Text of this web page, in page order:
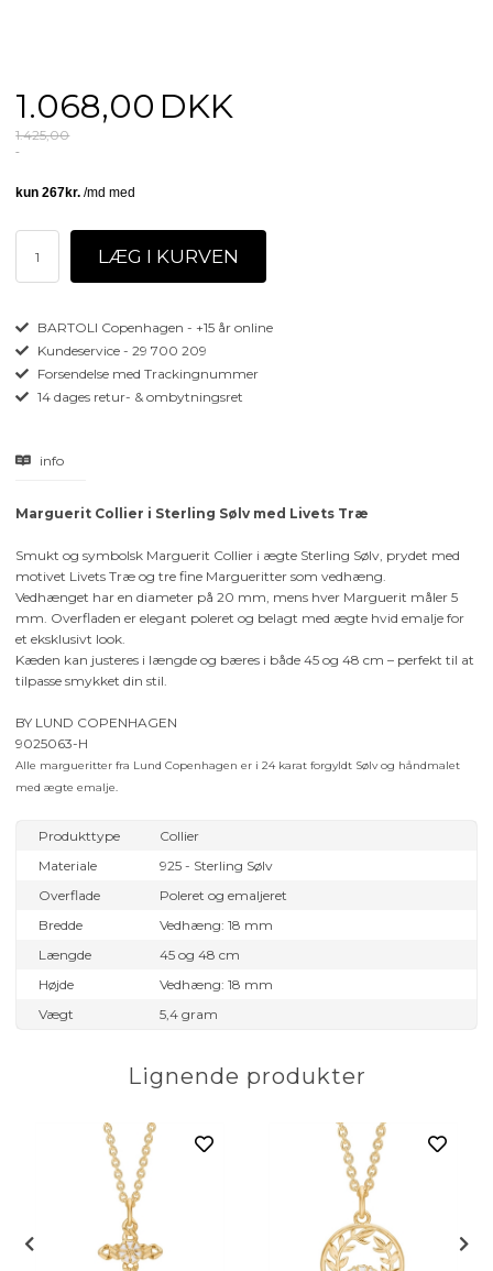
1.068,00 DKK
1.425,00
BARTOLI Copenhagen - +15 år online
Kundeservice - 29 700 209
Forsendelse med Trackingnummer
14 dages retur- & ombytningsret
info
Marguerit Collier i Sterling Sølv med Livets Træ
Smukt og symbolsk Marguerit Collier i ægte Sterling Sølv, prydet med
motivet Livets Træ og tre fine Margueritter som vedhæng.
Vedhænget har en diameter på 20 mm, mens hver Marguerit måler 5
mm. Overfladen er elegant poleret og belagt med ægte hvid emalje for
et eksklusivt look.
Kæden kan justeres i længde og bæres i både 45 og 48 cm – perfekt til at
tilpasse smykket din stil.
BY LUND COPENHAGEN
9025063-H
Alle margueritter fra Lund Copenhagen er i 24 karat forgyldt Sølv og håndmalet
med ægte emalje.
Produkttype
Collier
Materiale
925 - Sterling Sølv
Overflade
Poleret og emaljeret
Bredde
Vedhæng: 18 mm
Længde
45 og 48 cm
Højde
Vedhæng: 18 mm
Vægt
5,4 gram
Lignende produkter